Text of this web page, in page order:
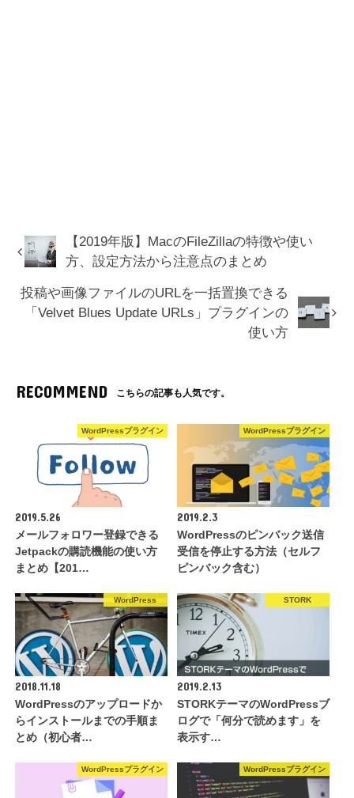
【2019年版】MacのFileZillaの特徴や使い
方、設定方法から注意点のまとめ
投稿や画像ファイルのURLを一括置換できる
「Velvet Blues Update URLs」プラグインの
使い方
RECOMMEND こちらの記事も人気です。
WordPressプラグイン
2019.5.26
メールフォロワー登録できる
Jetpackの購読機能の使い方
まとめ【201…
WordPressプラグイン
2019.2.3
WordPressのピンバック送信
受信を停止する方法（セルフ
ピンバック含む）
WordPress
2018.11.18
WordPressのアップロードか
らインストールまでの手順ま
とめ（初心者…
STORK
2019.2.13
STORKテーマのWordPressブ
ログで「何分で読めます」を
表示す…
WordPressプラグイン WordPressプラグイン